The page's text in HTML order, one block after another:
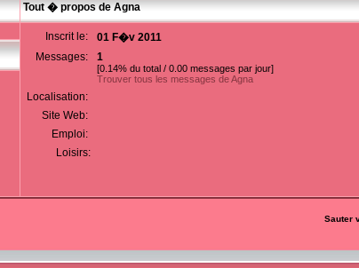
Tout � propos de Agna
Inscrit le:
01 F�v 2011
Messages:
1
[0.14% du total / 0.00 messages par jour]
Trouver tous les messages de Agna
Localisation:
Site Web:
Emploi:
Loisirs:
Sauter